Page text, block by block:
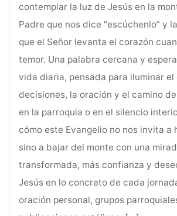
contemplar la luz de Jesús en la
Padre que nos dice “escúchenlo” y
que el Señor levanta el corazón
temor. Una palabra cercana y
vida diaria, pensada para iluminar el
decisiones, la oración y el camino
en la parroquia o en el silencio
cómo este Evangelio no nos invita a
sino a bajar del monte con una
transformada, más confianza y
Jesús en lo concreto de cada
oración personal, grupos